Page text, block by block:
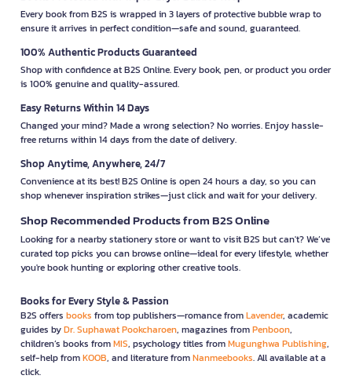
Every book from B2S is wrapped in 3 layers of protective bubble wrap to
ensure it arrives in perfect condition—safe and sound, guaranteed.
100% Authentic Products Guaranteed
Shop with confidence at B2S Online. Every book, pen, or product you order
is 100% genuine and quality-assured.
Easy Returns Within 14 Days
Changed your mind? Made a wrong selection? No worries. Enjoy hassle-
free returns within 14 days from the date of delivery.
Shop Anytime, Anywhere, 24/7
Convenience at its best! B2S Online is open 24 hours a day, so you can
shop whenever inspiration strikes—just click and wait for your delivery.
Shop Recommended Products from B2S Online
Looking for a nearby stationery store or want to visit B2S but can't? We’ve
curated top picks you can browse online—ideal for every lifestyle, whether
you're book hunting or exploring other creative tools.
Books for Every Style & Passion
B2S offers books from top publishers—romance fromLavender, academic
guides byDr. Suphawat Pookcharoen, magazines fromPenboon,
children’s books fromMIS, psychology titles fromMugunghwa Publishing,
self-help fromKOOB, and literature fromNanmeebooks. All available at a
click.